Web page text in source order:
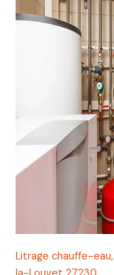
Litrage chauffe-